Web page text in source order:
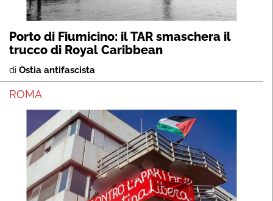
Porto di Fiumicino: il TAR smaschera il
trucco di Royal Caribbean
di Ostia antifascista
ROMA